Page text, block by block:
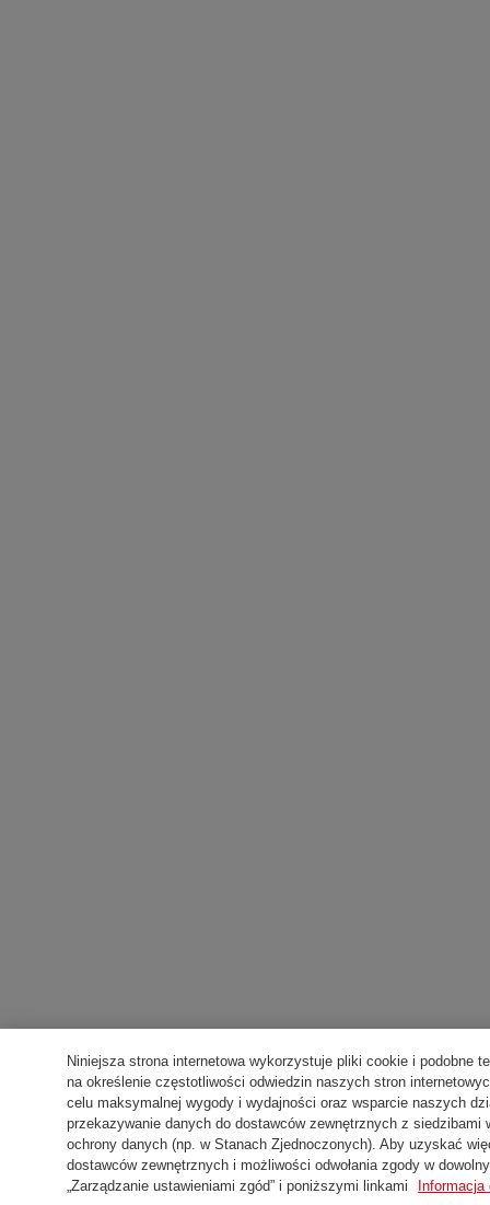
Niniejsza strona internetowa wykorzystuje pliki cookie i podobne
na określenie częstotliwości odwiedzin naszych stron
celu maksymalnej wygody i wydajności oraz wsparcie naszych
przekazywanie danych do dostawców zewnętrznych z siedzibami
ochrony danych (np. w Stanach Zjednoczonych). Aby uzyskać
dostawców zewnętrznych i możliwości odwołania zgody w
„Zarządzanie ustawieniami zgód” i poniższymi linkami